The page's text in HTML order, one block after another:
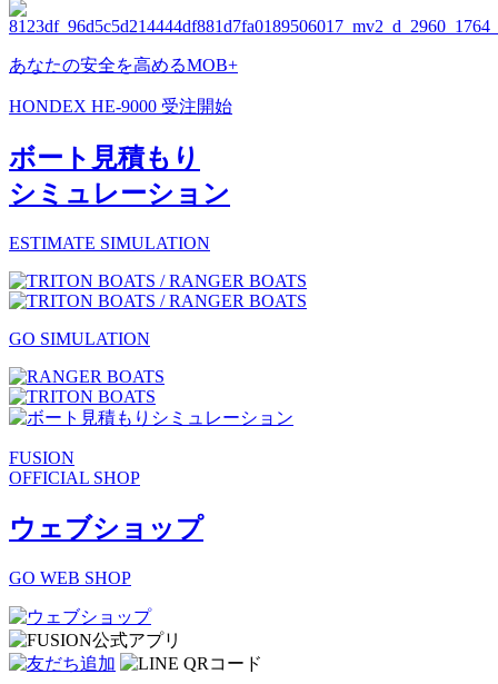
あなたの安全を高めるMOB+
HONDEX HE-9000 受注開始
ボート見積もり
シミュレーション
ESTIMATE SIMULATION
GO SIMULATION
FUSION
OFFICIAL SHOP
ウェブショップ
GO WEB SHOP